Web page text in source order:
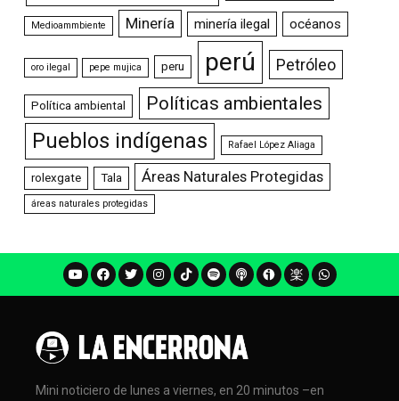
Medioammbiente Minería minería ilegal océanos
oro ilegal pepe mujica peru perú Petróleo
Política ambiental Políticas ambientales
Pueblos indígenas Rafael López Aliaga
rolexgate Tala Áreas Naturales Protegidas
áreas naturales protegidas
Mini noticiero de lunes a viernes, en 20 minutos –en